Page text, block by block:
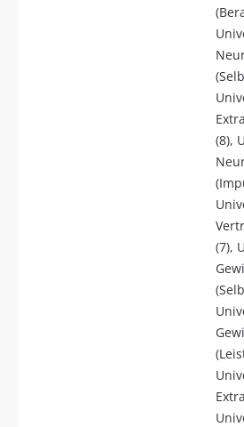
(8),
(7),